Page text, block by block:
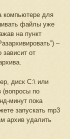
компьютере для
файлы уже
на пункт
–
зависит от
диск C:\ или
(вопросы по
минут пока
запускать mp3
архив удалить